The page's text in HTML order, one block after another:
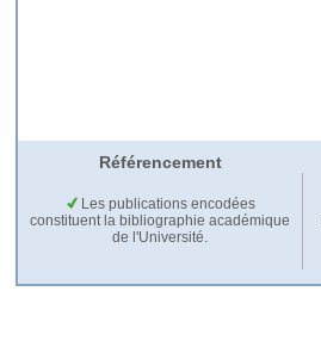
Référencement
Les publications encodées
constituent la bibliographie académique
de l'Université.